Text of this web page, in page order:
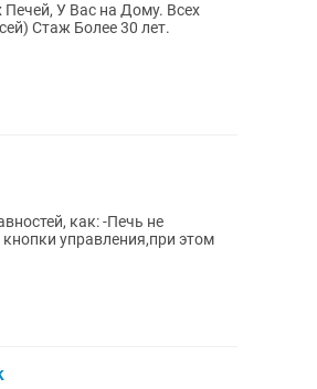
У Вас на Дому. Всех
Стаж Более 30 лет.
управления,при этом